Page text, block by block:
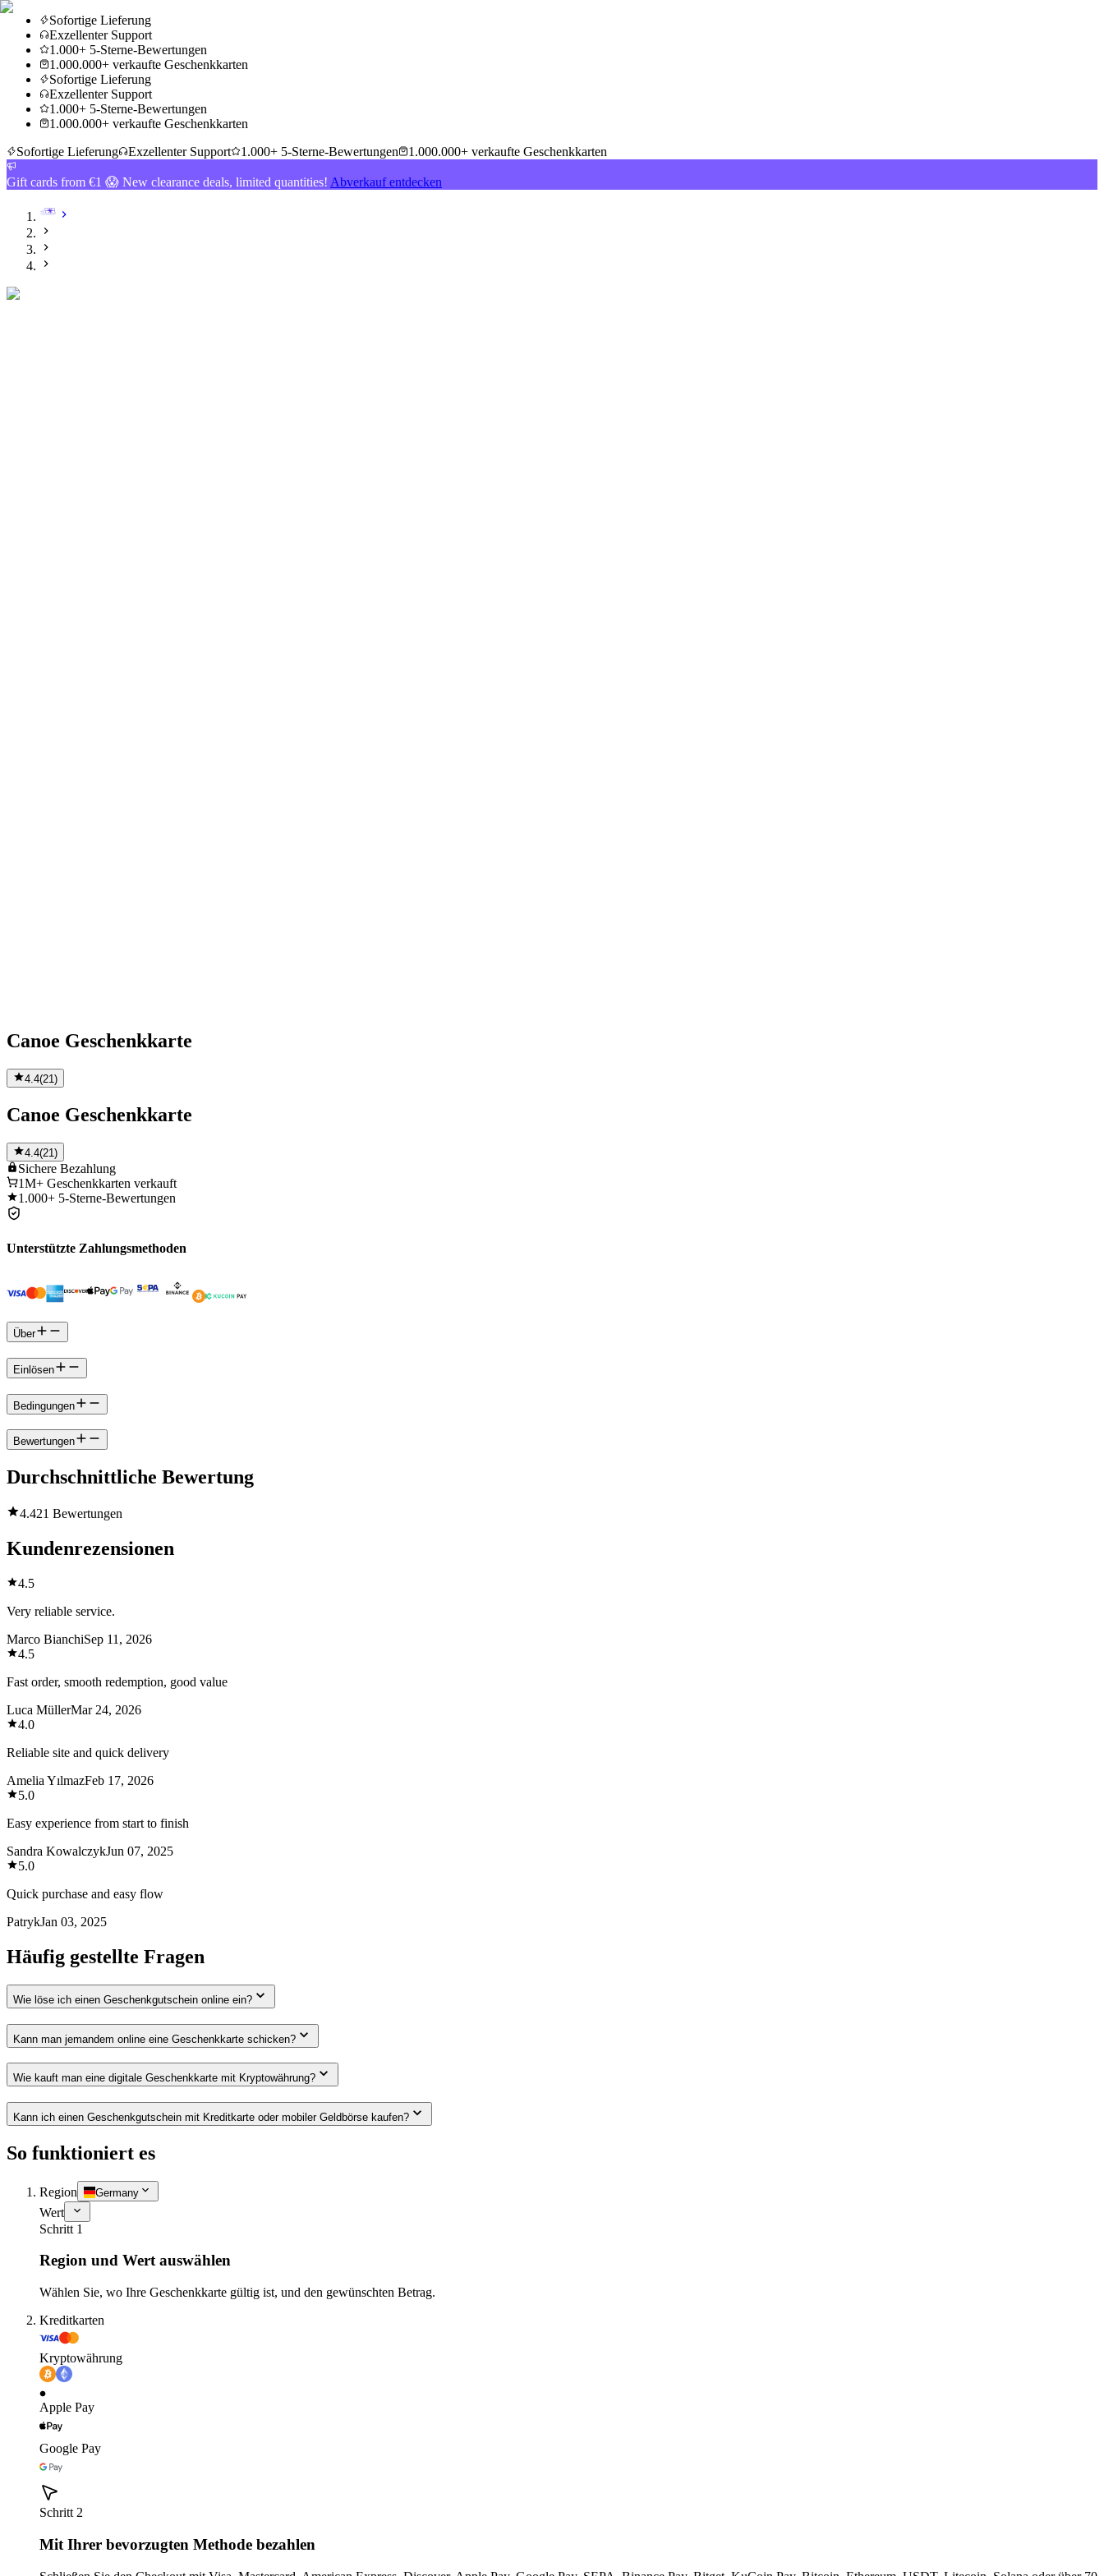
Sofortige Lieferung
Exzellenter Support
1.000+ 5-Sterne-Bewertungen
1.000.000+ verkaufte Geschenkkarten
Sofortige Lieferung
Exzellenter Support
1.000+ 5-Sterne-Bewertungen
1.000.000+ verkaufte Geschenkkarten
Sofortige Lieferung
Exzellenter Support 1.000+ 5-Sterne-Bewertungen 1.000.000+ verkaufte Geschenkkarten
Gift cards from €1 😱 New clearance deals, limited quantities! Abverkauf entdecken
Canoe Geschenkkarte
4.4(21)
Canoe Geschenkkarte
4.4(21 )
Sichere Bezahlung
1M+ Geschenkkarten verkauft
1.000+ 5-Sterne-Bewertungen
Unterstützte Zahlungsmethoden
Über
Einlösen
Bedingungen
Bewertungen
Durchschnittliche Bewertung
4.421 Bewertungen
Kundenrezensionen
4.5
Very reliable service.
Marco BianchiSep 11, 2026
4.5
Fast order, smooth redemption, good value
Luca MüllerMar 24, 2026
4.0
Reliable site and quick delivery
Amelia YılmazFeb 17, 2026
5.0
Easy experience from start to finish
Sandra KowalczykJun 07, 2025
5.0
Quick purchase and easy flow
PatrykJan 03, 2025
Häufig gestellte Fragen
Wie löse ich einen Geschenkgutschein online ein?
Kann man jemandem online eine Geschenkkarte schicken?
Wie kauft man eine digitale Geschenkkarte mit Kryptowährung?
Kann ich einen Geschenkgutschein mit Kreditkarte oder mobiler Geldbörse kaufen?
So funktioniert es
Region Germany
Wert
Schritt 1
Region und Wert auswählen
Wählen Sie, wo Ihre Geschenkkarte gültig ist, und den gewünschten Betrag.
Kreditkarten
Kryptowährung
Apple Pay
Google Pay
Schritt 2
Mit Ihrer bevorzugten Methode bezahlen